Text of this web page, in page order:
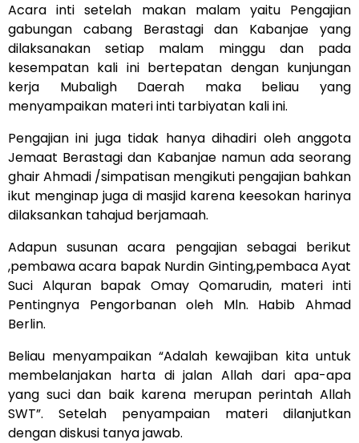
Acara inti setelah makan malam yaitu Pengajian
gabungan cabang Berastagi dan Kabanjae yang
dilaksanakan setiap malam minggu dan pada
kesempatan kali ini bertepatan dengan kunjungan
kerja Mubaligh Daerah maka beliau yang
menyampaikan materi inti tarbiyatan kali ini.
Pengajian ini juga tidak hanya dihadiri oleh anggota
Jemaat Berastagi dan Kabanjae namun ada seorang
ghair Ahmadi /simpatisan mengikuti pengajian bahkan
ikut menginap juga di masjid karena keesokan harinya
dilaksankan tahajud berjamaah.
Adapun susunan acara pengajian sebagai berikut
,pembawa acara bapak Nurdin Ginting,pembaca Ayat
Suci Alquran bapak Omay Qomarudin, materi inti
Pentingnya Pengorbanan oleh Mln. Habib Ahmad
Berlin.
Beliau menyampaikan “Adalah kewajiban kita untuk
membelanjakan harta di jalan Allah dari apa-apa
yang suci dan baik karena merupan perintah Allah
SWT”. Setelah penyampaian materi dilanjutkan
dengan diskusi tanya jawab.